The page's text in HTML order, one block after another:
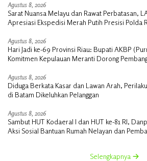
Agustus 8, 2026
Sarat Nuansa Melayu dan Rawat Perbatasan,
Apresiasi Ekspedisi Merah Putih Presisi Polda
Agustus 8, 2026
Hari Jadi ke-69 Provinsi Riau: Bupati AKBP
Komitmen Kepulauan Meranti Dorong
Agustus 8, 2026
Diduga Berkata Kasar dan Lawan Arah,
di Batam Dikeluhkan Pelanggan
Agustus 8, 2026
Sambut HUT Kodaeral I dan HUT ke-81 RI,
Aksi Sosial Bantuan Rumah Nelayan dan
Selengkapnya